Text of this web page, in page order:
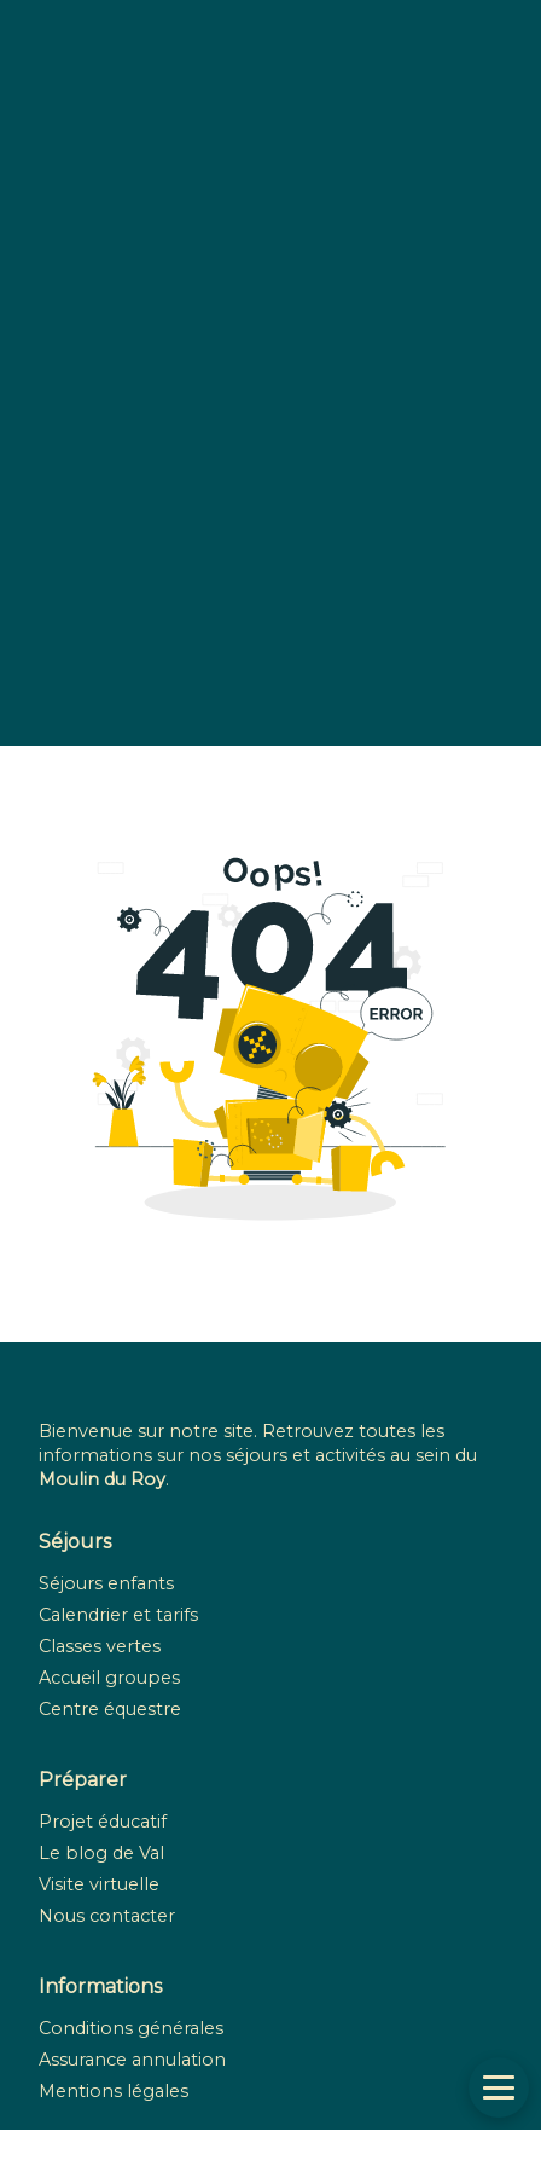
Bienvenue sur notre site. Retrouvez toutes les
informations sur nos séjours et activités au sein du
Moulin du Roy.
Séjours
Séjours enfants
Calendrier et tarifs
Classes vertes
Accueil groupes
Centre équestre
Préparer
Projet éducatif
Le blog de Val
Visite virtuelle
Nous contacter
Informations
Conditions générales
Assurance annulation
Mentions légales